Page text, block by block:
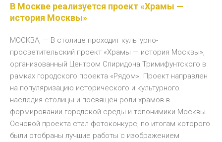
В Москве реализуется проект «Храмы —
история Москвы»
МОСКВА, — В столице проходит культурно-
просветительский проект «Храмы — история Москвы»,
организованный Центром Спиридона Тримифунтского в
рамках городского проекта «Рядом». Проект направлен
на популяризацию исторического и культурного
наследия столицы и посвящён роли храмов в
формировании городской среды и топонимики Москвы.
Основой проекта стал фотоконкурс, по итогам которого
были отобраны лучшие работы с изображением